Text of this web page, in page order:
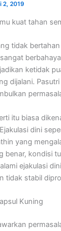
2, 2019
tidak
ketidak
dijalani.
itu biasa
dini
yang
benar, kondisi
ejakulasi
tidak stabil
Kuning